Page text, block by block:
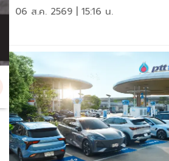
06 ส.ค. 2569 | 15:16 น.